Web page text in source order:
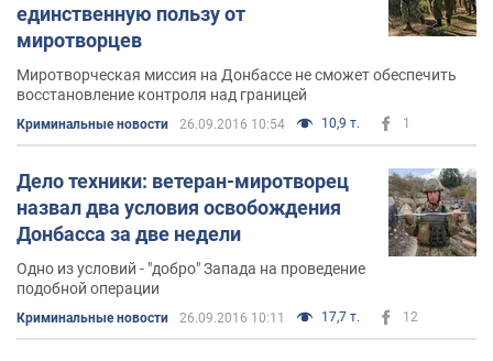
единственную пользу от
миротворцев
Миротворческая миссия на Донбассе не сможет обеспечить
восстановление контроля над границей
Криминальные новости 26.09.2016 10:54 10,9 т. 1
Дело техники: ветеран-миротворец
назвал два условия освобождения
Донбасса за две недели
Одно из условий - "добро" Запада на проведение
подобной операции
Криминальные новости 26.09.2016 10:11 17,7 т. 12